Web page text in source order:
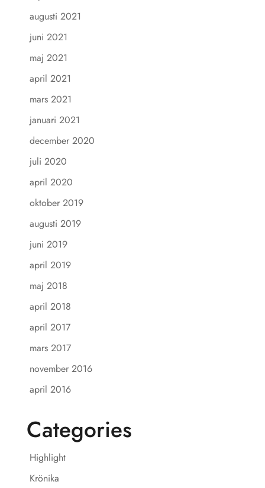
augusti 2021
juni 2021
maj 2021
april 2021
mars 2021
januari 2021
december 2020
juli 2020
april 2020
oktober 2019
augusti 2019
juni 2019
april 2019
maj 2018
april 2018
april 2017
mars 2017
november 2016
april 2016
Categories
Highlight
Krönika